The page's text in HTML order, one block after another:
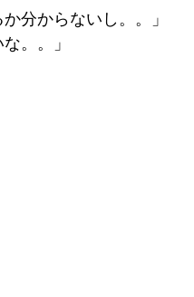
分からないし。。」
。。」